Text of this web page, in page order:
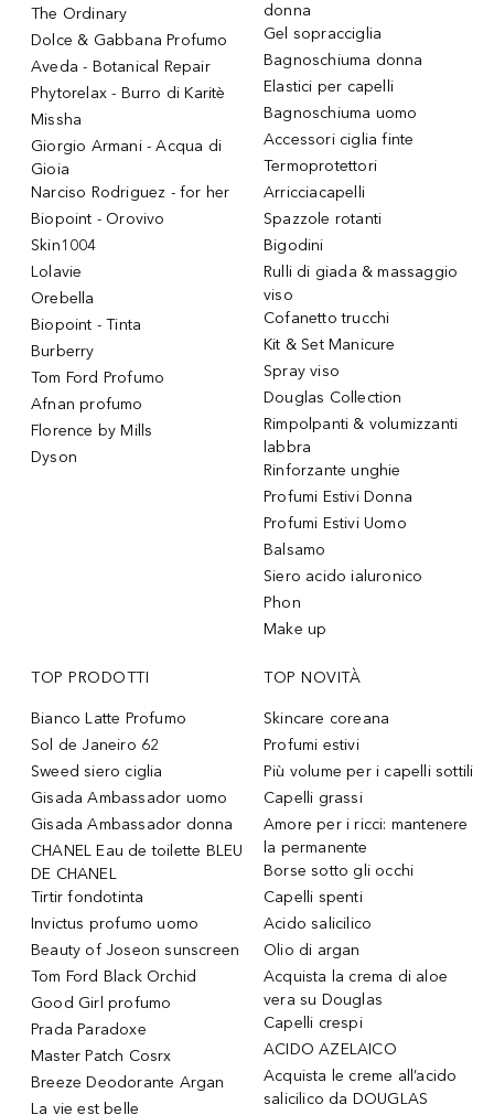
The Ordinary
Dolce & Gabbana Profumo
Aveda - Botanical Repair
Phytorelax - Burro di Karitè
Missha
Giorgio Armani - Acqua di
Gioia
Narciso Rodriguez - for her
Biopoint - Orovivo
Skin1004
Lolavie
Orebella
Biopoint - Tinta
Burberry
Tom Ford Profumo
Afnan profumo
Florence by Mills
Dyson
donna
Gel sopracciglia
Bagnoschiuma donna
Elastici per capelli
Bagnoschiuma uomo
Accessori ciglia finte
Termoprotettori
Arricciacapelli
Spazzole rotanti
Bigodini
Rulli di giada & massaggio
viso
Cofanetto trucchi
Kit & Set Manicure
Spray viso
Douglas Collection
Rimpolpanti & volumizzanti
labbra
Rinforzante unghie
Profumi Estivi Donna
Profumi Estivi Uomo
Balsamo
Siero acido ialuronico
Phon
Make up
TOP PRODOTTI
Bianco Latte Profumo
Sol de Janeiro 62
Sweed siero ciglia
Gisada Ambassador uomo
Gisada Ambassador donna
CHANEL Eau de toilette BLEU
DE CHANEL
Tirtir fondotinta
Invictus profumo uomo
Beauty of Joseon sunscreen
Tom Ford Black Orchid
Good Girl profumo
Prada Paradoxe
Master Patch Cosrx
Breeze Deodorante Argan
La vie est belle
TOP NOVITÀ
Skincare coreana
Profumi estivi
Più volume per i capelli sottili
Capelli grassi
Amore per i ricci: mantenere
la permanente
Borse sotto gli occhi
Capelli spenti
Acido salicilico
Olio di argan
Acquista la crema di aloe
vera su Douglas
Capelli crespi
ACIDO AZELAICO
Acquista le creme all’acido
salicilico da DOUGLAS